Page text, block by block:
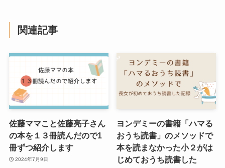
関連記事
佐藤ママこと佐藤亮子さん
の本を１３冊読んだので1
冊ずつ紹介します
2024年7月9日
ヨンデミーの書籍「ハマる
おうち読書」のメソッドで
本を読まなかった小２がは
じめておうち読書した